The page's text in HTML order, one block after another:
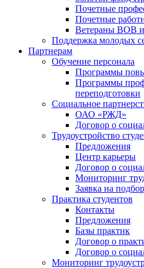
Почетные
Почетные
Ветераны ВОВ
Поддержка молодых
Партнерам
Обучение персонала
Программы
Программы
переподготовки
Социальное
ОАО «РЖД»
Договор о
Трудоустройство
Предложения
Центр карьеры
Договор о
Мониторинг
Заявка на
Практика студентов
Контакты
Предложения
Базы практик
Договор о
Договор о
Мониторинг